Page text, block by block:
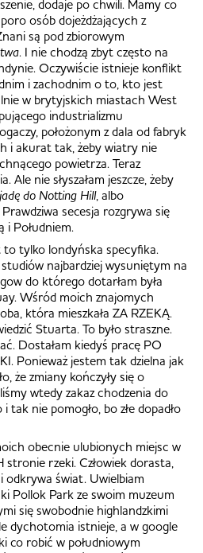
dodaje po chwili. Mamy co
osób dojeżdżających z
są pod zbiorowym
. I nie chodzą zbyt często na
Oczywiście istnieje konflikt
i zachodnim o to, kto jest
w brytyjskich miastach West
industrializmu
położonym z dala od fabryk
i akurat tak, żeby wiatry nie
powietrza. Teraz
Ale nie słyszałam jeszcze, żeby
do Notting Hill, albo
Prawdziwa secesja rozgrywa się
i Południem.
to tylko londyńska specyfika.
najbardziej wysuniętym na
do którego dotarłam była
Wśród moich znajomych
która mieszkała ZA RZEKĄ.
Stuarta. To było straszne.
Dostałam kiedyś pracę PO
Ponieważ jestem tak dzielna jak
że zmiany kończyły się o
wtedy zakaz chodzenia do
tak nie pomogło, bo złe dopadło
obecnie ulubionych miejsc w
rzeki. Człowiek dorasta,
odkrywa świat. Uwielbiam
Pollok Park ze swoim muzeum
się swobodnie highlandzkimi
dychotomia istnieje, a w google
co robić w południowym